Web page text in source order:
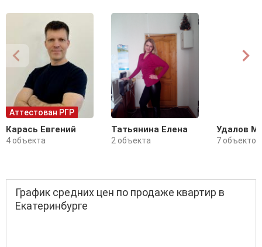
Аттестован РГР
Карась Евгений
4 объекта
Татьянина Елена
2 объекта
Удалов
7 объектов
График средних цен по продаже квартир в
Екатеринбурге